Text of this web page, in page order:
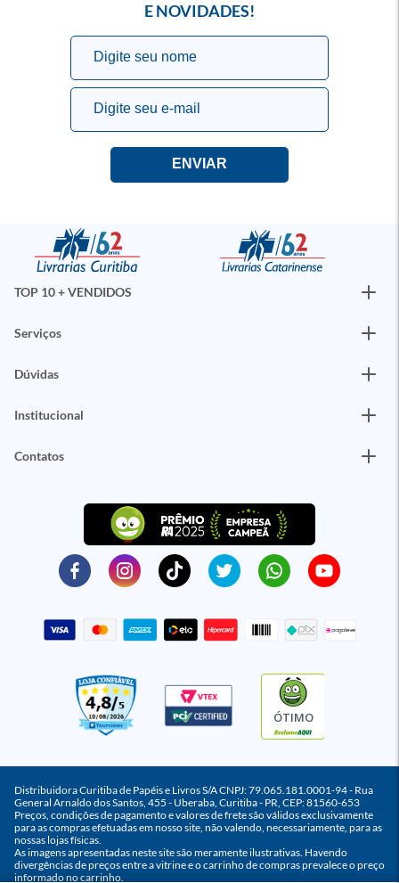
E NOVIDADES!
TOP 10 + VENDIDOS
Serviços
Dúvidas
Institucional
Contatos
ÓTIMO
Distribuidora Curitiba de Papéis e Livros S/A CNPJ: 79.065.181.0001-94 - Rua
General Arnaldo dos Santos, 455 - Uberaba, Curitiba - PR, CEP: 81560-653
Preços, condições de pagamento e valores de frete são válidos exclusivamente
para as compras efetuadas em nosso site, não valendo, necessariamente, para as
nossas lojas físicas.
As imagens apresentadas neste site são meramente ilustrativas. Havendo
divergências de preços entre a vitrine e o carrinho de compras prevalece o preço
informado no carrinho.